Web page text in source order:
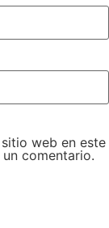
web en este
comentario.